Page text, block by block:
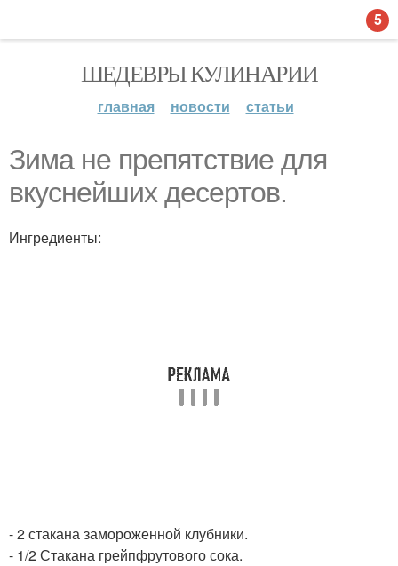
ШЕДЕВРЫ КУЛИНАРИИ
главная новости статьи
Зима не препятствие для
вкуснейших десертов.
Ингредиенты:
- 2 стакана замороженной клубники.
- 1/2 Стакана грейпфрутового сока.
5